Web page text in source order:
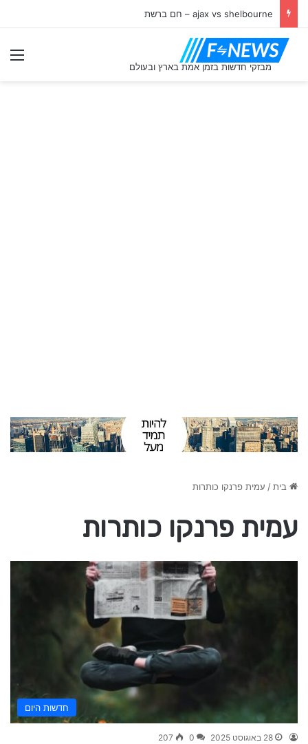
ajax vs shelbourne – חם ברשת
בית/ עמית פרנקו כותרות
עמית פרנקו כותרות
חדשות היום
28 באוגוסט 2025 0
207